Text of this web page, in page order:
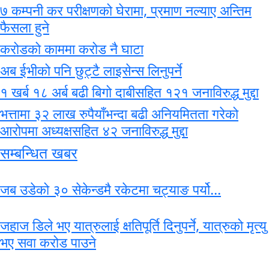
७ कम्पनी कर परीक्षणको घेरामा, प्रमाण नल्याए अन्तिम
फैसला हुने
करोडको काममा करोड नै घाटा
अब ईभीको पनि छुट्टै लाइसेन्स लिनुपर्ने
१ खर्ब १८ अर्ब बढी बिगो दाबीसहित १२१ जनाविरुद्ध मुद्दा
भत्तामा ३२ लाख रुपैयाँभन्दा बढी अनियमितता गरेको
आरोपमा अध्यक्षसहित ४२ जनाविरुद्ध मुद्दा
सम्बन्धित खबर
जब उडेको ३० सेकेन्डमै रकेटमा चट्याङ पर्यो...
जहाज डिले भए यात्रुलाई क्षतिपूर्ति दिनुपर्ने, यात्रुको मृत्यु
भए सवा करोड पाउने